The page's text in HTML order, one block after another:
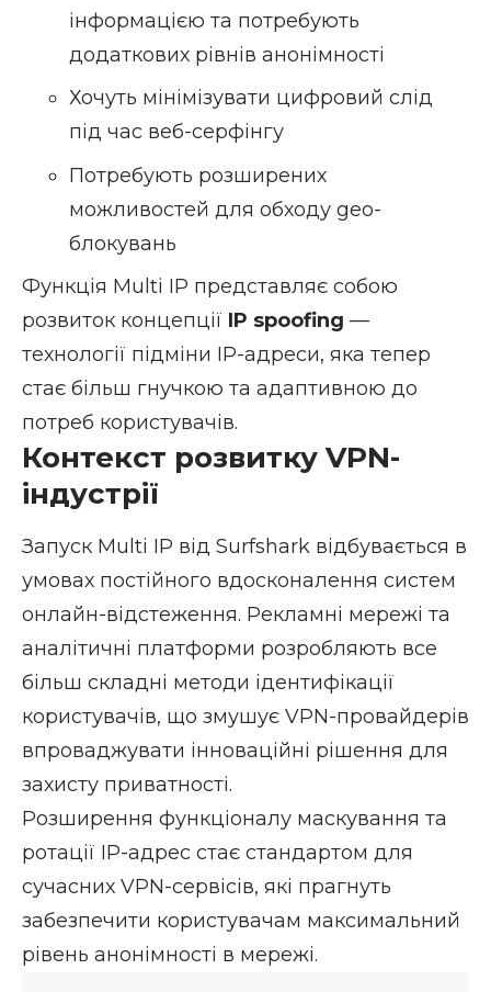
інформацією та потребують
додаткових рівнів анонімності
Хочуть мінімізувати цифровий слід
під час веб-серфінгу
Потребують розширених
можливостей для обходу geo-
блокувань
Функція Multi IP представляє собою
розвиток концепції IP spoofing —
технології підміни IP-адреси, яка тепер
стає більш гнучкою та адаптивною до
потреб користувачів.
Контекст розвитку VPN-
індустрії
Запуск Multi IP від Surfshark відбувається в
умовах постійного вдосконалення систем
онлайн-відстеження. Рекламні мережі та
аналітичні платформи розробляють все
більш складні методи ідентифікації
користувачів, що змушує VPN-провайдерів
впроваджувати інноваційні рішення для
захисту приватності.
Розширення функціоналу маскування та
ротації IP-адрес стає стандартом для
сучасних VPN-сервісів, які прагнуть
забезпечити користувачам максимальний
рівень анонімності в мережі.